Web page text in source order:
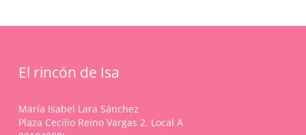
El rincón de Isa
María Isabel Lara Sánchez
Plaza Cecilio Reino Vargas 2. Local A